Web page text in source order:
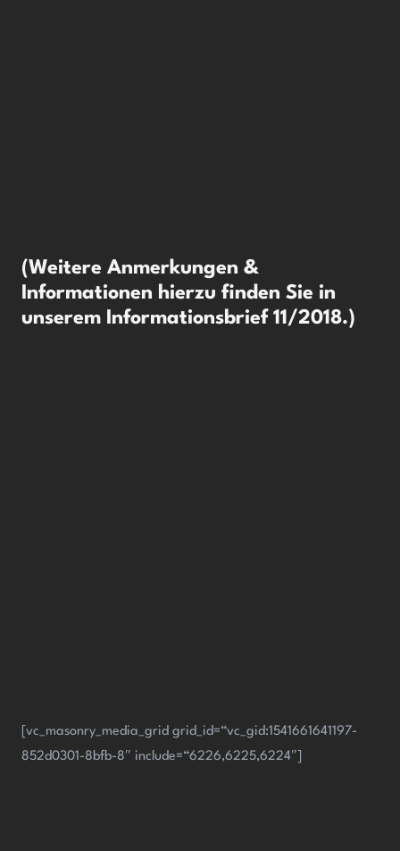
(Weitere Anmerkungen &
Informationen hierzu finden Sie in
unserem Informationsbrief 11/2018.)
[vc_masonry_media_grid grid_id=“vc_gid:1541661641197-
852d0301-8bfb-8″ include=“6226,6225,6224″]